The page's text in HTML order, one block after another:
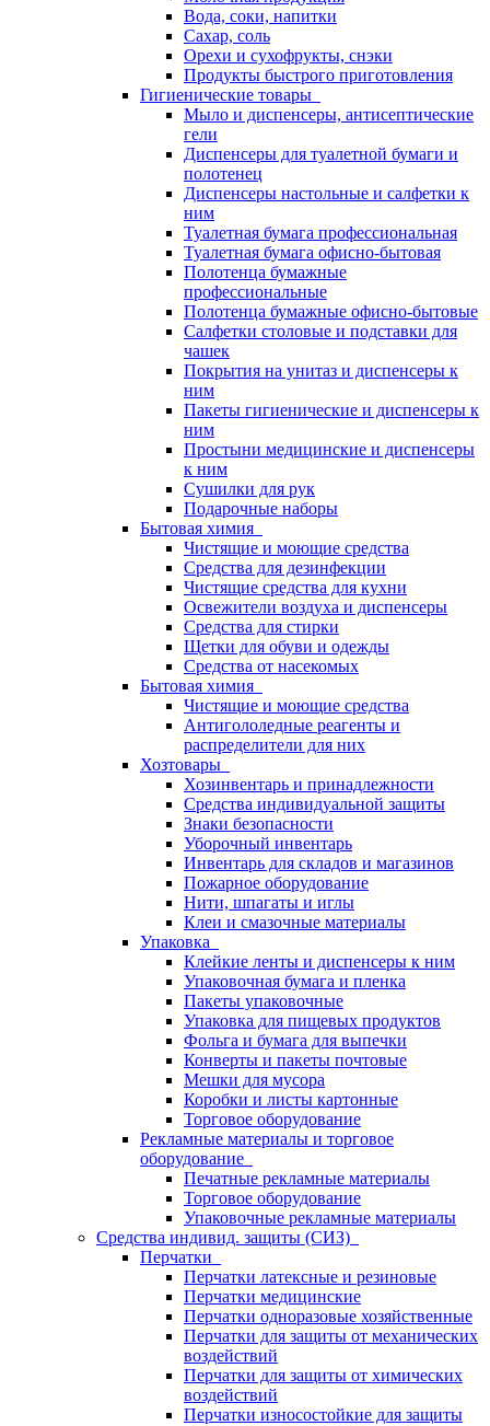
Вода, соки, напитки
Сахар, соль
Орехи и сухофрукты, снэки
Продукты быстрого приготовления
Гигиенические товары
Мыло и диспенсеры, антисептические
гели
Диспенсеры для туалетной бумаги и
полотенец
Диспенсеры настольные и салфетки к
ним
Туалетная бумага профессиональная
Туалетная бумага офисно-бытовая
Полотенца бумажные
профессиональные
Полотенца бумажные офисно-бытовые
Салфетки столовые и подставки для
чашек
Покрытия на унитаз и диспенсеры к
ним
Пакеты гигиенические и диспенсеры к
ним
Простыни медицинские и диспенсеры
к ним
Сушилки для рук
Подарочные наборы
Бытовая химия
Чистящие и моющие средства
Средства для дезинфекции
Чистящие средства для кухни
Освежители воздуха и диспенсеры
Средства для стирки
Щетки для обуви и одежды
Средства от насекомых
Бытовая химия
Чистящие и моющие средства
Антигололедные реагенты и
распределители для них
Хозтовары
Хозинвентарь и принадлежности
Средства индивидуальной защиты
Знаки безопасности
Уборочный инвентарь
Инвентарь для складов и магазинов
Пожарное оборудование
Нити, шпагаты и иглы
Клеи и смазочные материалы
Упаковка
Клейкие ленты и диспенсеры к ним
Упаковочная бумага и пленка
Пакеты упаковочные
Упаковка для пищевых продуктов
Фольга и бумага для выпечки
Конверты и пакеты почтовые
Мешки для мусора
Коробки и листы картонные
Торговое оборудование
Рекламные материалы и торговое
оборудование
Печатные рекламные материалы
Торговое оборудование
Упаковочные рекламные материалы
Средства индивид. защиты (СИЗ)
Перчатки
Перчатки латексные и резиновые
Перчатки медицинские
Перчатки одноразовые хозяйственные
Перчатки для защиты от механических
воздействий
Перчатки для защиты от химических
воздействий
Перчатки износостойкие для защиты